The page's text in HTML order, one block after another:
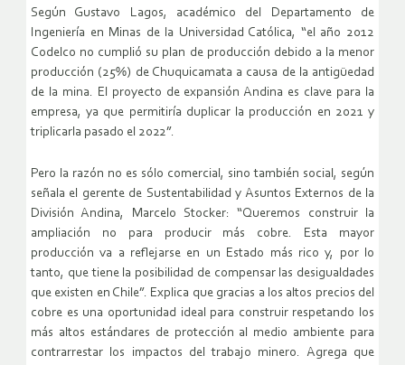
Según Gustavo Lagos, académico del Departamento de
Ingeniería en Minas de la Universidad Católica, “el año 2012
Codelco no cumplió su plan de producción debido a la menor
producción (25%) de Chuquicamata a causa de la antigüedad
de la mina. El proyecto de expansión Andina es clave para la
empresa, ya que permitiría duplicar la producción en 2021 y
triplicarla pasado el 2022”.
Pero la razón no es sólo comercial, sino también social, según
señala el gerente de Sustentabilidad y Asuntos Externos de la
División Andina, Marcelo Stocker: “Queremos construir la
ampliación no para producir más cobre. Esta mayor
producción va a reflejarse en un Estado más rico y, por lo
tanto, que tiene la posibilidad de compensar las desigualdades
que existen en Chile”. Explica que gracias a los altos precios del
cobre es una oportunidad ideal para construir respetando los
más altos estándares de protección al medio ambiente para
contrarrestar los impactos del trabajo minero. Agrega que